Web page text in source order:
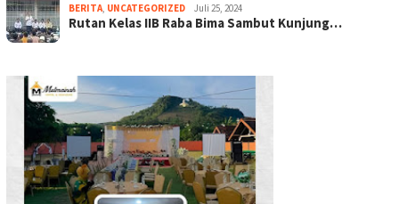
BERITA, UNCATEGORIZED Juli 25, 2024
Rutan Kelas IIB Raba Bima Sambut Kunjung…